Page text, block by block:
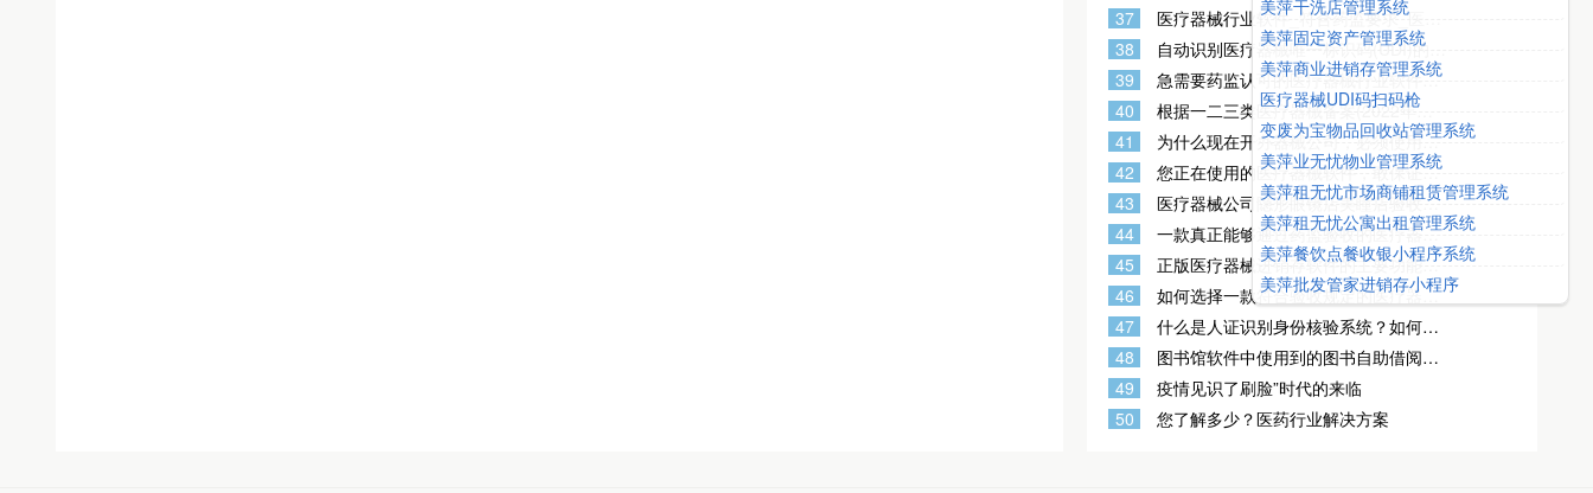
件？美萍软件值得购买使用吗？美萍软
件多少钱？
37
医疗器械行业软件_符合药监要求_医疗
器械进销存系统,符合GSP流程要求符合
监管要求
38
自动识别医疗器械唯一标识码(UDI)的软
件如何购买？安全放心吗？有开发票
吗？
39
急需要药监认可的医疗器械行业软件
(含UDI功能)
40
根据一二三类医疗器械备案(2022年新
政策公布)要求，医疗器械软件软件功能
要求更高更严格了
41
为什么现在开办器械公司，必须使用合
规的器械管理软件？医疗器械如何分
类？医疗器械一类二类三类有什么不
同？
42
您正在使用的医疗器械软件，敢保证让
您顺利通过药监局验收认证吗？
43
医疗器械公司隐形眼镜店美瞳店验收专
用软件一般具备哪些特点？
44
一款真正能够通过药监验收的医疗器械
管理系统的功能特点有哪些？
45
正版医疗器械进销存软件的主要功能特
点有哪些？如何选择器械公司gsp验收
软件？
46
如何选择一款符合验收规定的医疗器械
GSP管理软件（验收系统）？
47
什么是人证识别身份核验系统？如何应
用？你知道吗？
48
图书馆软件中使用到的图书自助借阅设
备,你了解吗？
49
疫情见识了刷脸”时代的来临
50
您了解多少？医药行业解决方案
美萍干洗店管理系统
美萍固定资产管理系统
美萍商业进销存管理系统
医疗器械UDI码扫码枪
变废为宝物品回收站管理系统
美萍业无忧物业管理系统
美萍租无忧市场商铺租赁管理系统
美萍租无忧公寓出租管理系统
美萍餐饮点餐收银小程序系统
美萍批发管家进销存小程序